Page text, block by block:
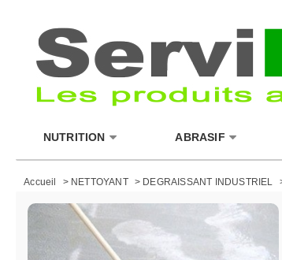
NUTRITION ABRASIF
Accueil > NETTOYANT > DEGRAISSANT INDUSTRIEL